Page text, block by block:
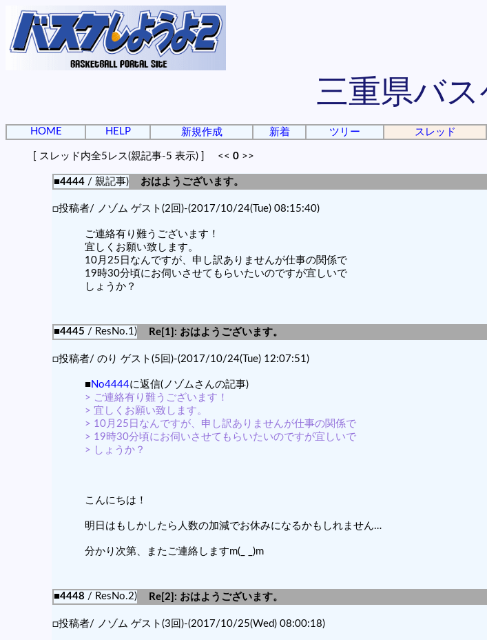
三重県バ
HOME HELP 新規作成 新着 ツリー スレッド
[ スレッド内全5レス(親記事-5 表示) ] << 0 >>
■4444/ 親記事)
おはようございます。
□投稿者/ ノゾム ゲスト(2回)-(2017/10/24(Tue) 08:15:40)
ご連絡有り難うございます！
宜しくお願い致します。
10月25日なんですが、申し訳ありませんが仕事の関係で
19時30分頃にお伺いさせてもらいたいのですが宜しいで
しょうか？
■4445 / ResNo.1)
Re[1]: おはようございます。
□投稿者/ のり ゲスト(5回)-(2017/10/24(Tue) 12:07:51)
■No4444に返信(ノゾムさんの記事)
> ご連絡有り難うございます！
> 宜しくお願い致します。
> 10月25日なんですが、申し訳ありませんが仕事の関係で
> 19時30分頃にお伺いさせてもらいたいのですが宜しいで
> しょうか？
こんにちは！
明日はもしかしたら人数の加減でお休みになるかもしれません…
分かり次第、またご連絡しますm(_ _)m
■4448 / ResNo.2)
Re[2]: おはようございます。
□投稿者/ ノゾム ゲスト(3回)-(2017/10/25(Wed) 08:00:18)